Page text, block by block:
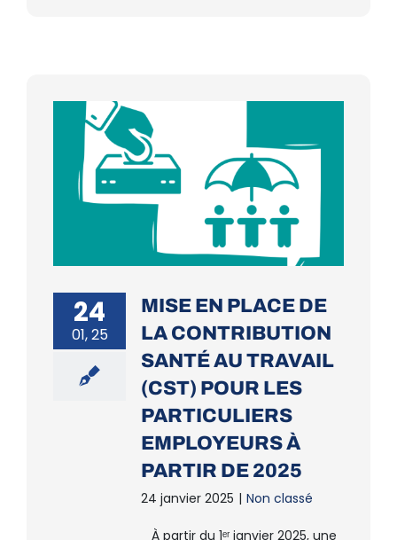
24
01, 25
MISE EN PLACE DE
LA CONTRIBUTION
SANTÉ AU TRAVAIL
(CST) POUR LES
PARTICULIERS
EMPLOYEURS À
PARTIR DE 2025
24 janvier 2025 | Non classé
À partir du 1ᵉʳ janvier 2025, une